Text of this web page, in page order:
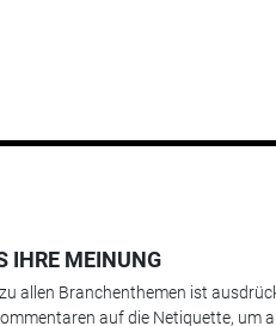
IHRE MEINUNG
allen Branchenthemen ist
auf die Netiquette, um